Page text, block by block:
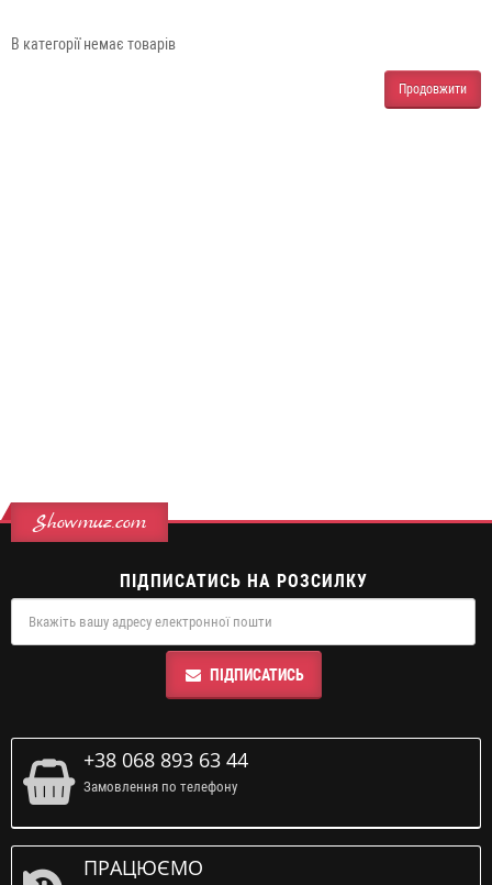
В категорії немає товарів
Продовжити
Showmuz.com
ПІДПИСАТИСЬ НА РОЗСИЛКУ
ПІДПИСАТИСЬ
+38 068 893 63 44
Замовлення по телефону
ПРАЦЮЄМО